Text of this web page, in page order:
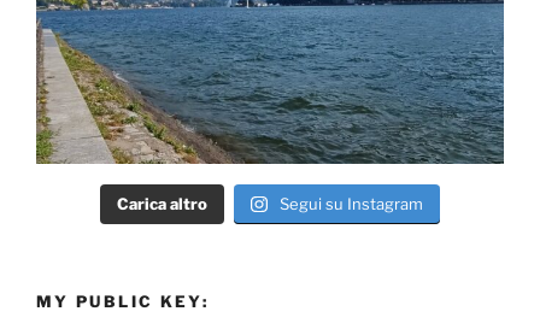
Carica altro Segui su Instagram
MY PUBLIC KEY: